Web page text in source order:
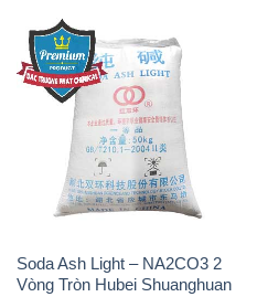
Soda Ash Light – NA2CO3 2
Vòng Tròn Hubei Shuanghuan